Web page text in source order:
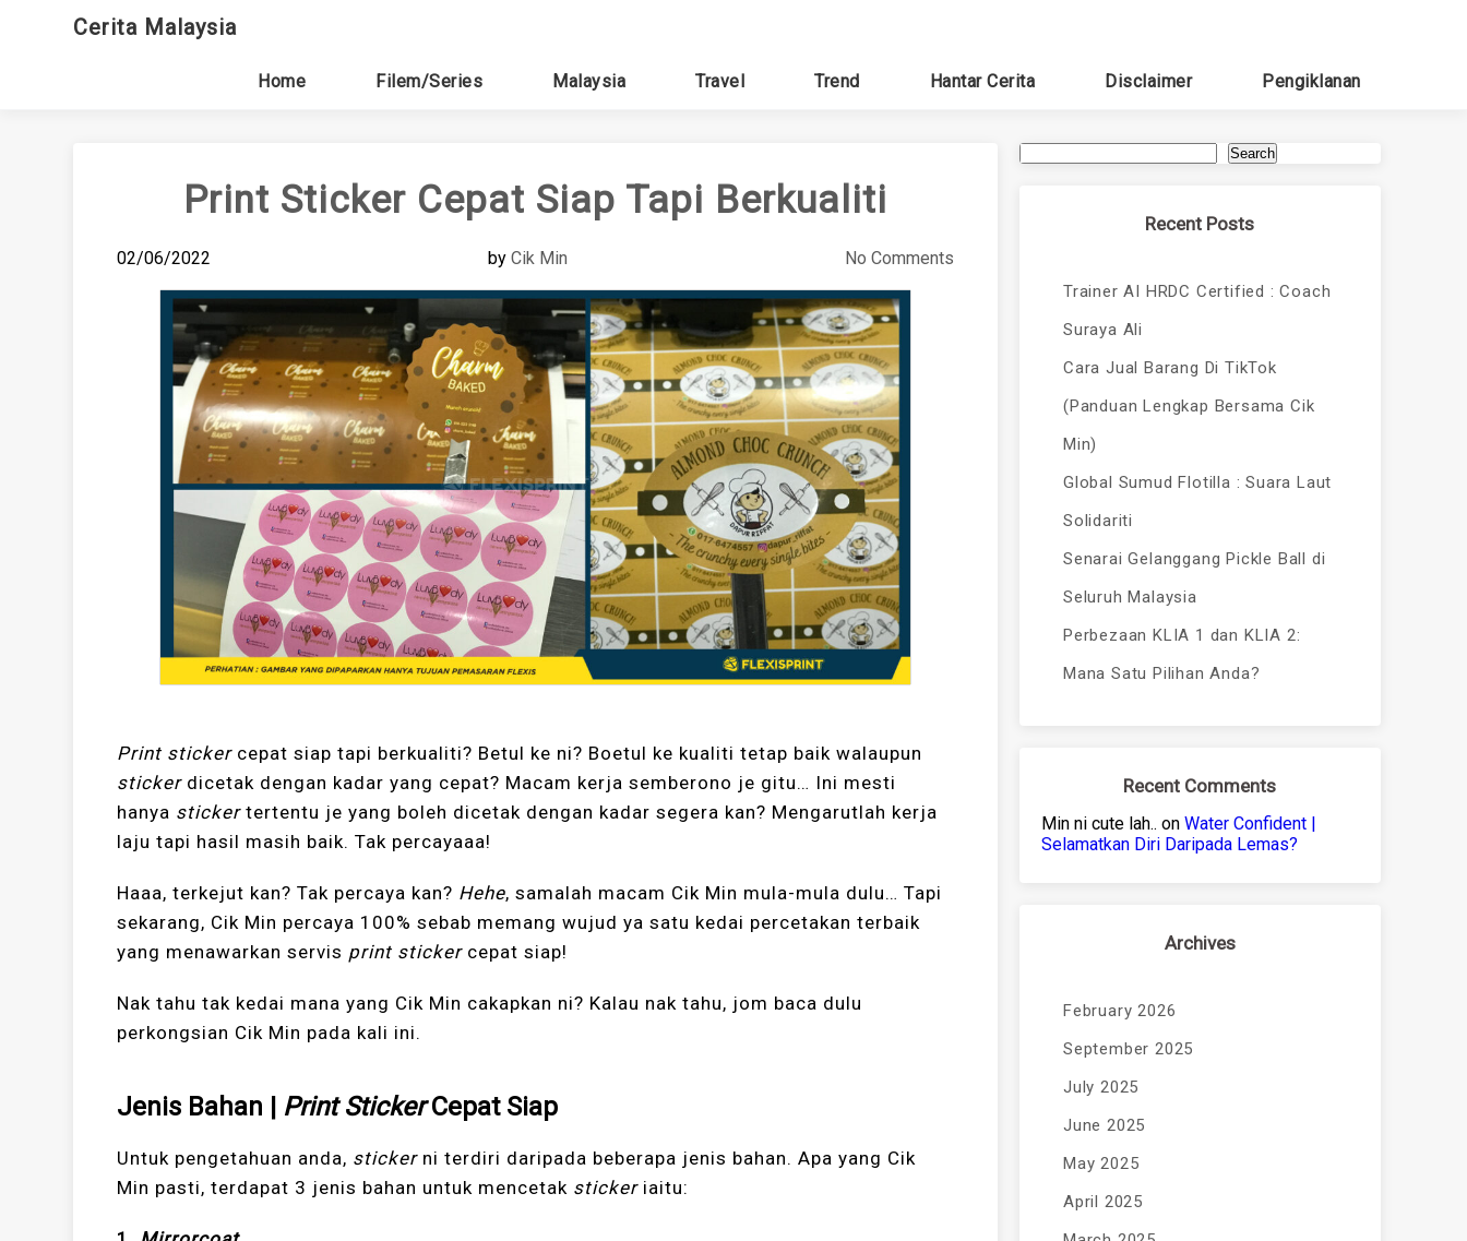
Cerita Malaysia
Home Filem/Series Malaysia Travel Trend Hantar Cerita Disclaimer Pengiklanan
Print Sticker Cepat Siap Tapi Berkualiti
02/06/2022 byCik Min No Comments
Print stickercepat siap tapi berkualiti? Betul ke ni? Boetul ke kualiti tetap baik walaupun
stickerdicetak dengan kadar yang cepat? Macam kerja semberono je gitu… Ini mesti
hanya stickertertentu je yang boleh dicetak dengan kadar segera kan? Mengarutlah kerja
laju tapi hasil masih baik. Tak percayaaa!
Haaa, terkejut kan? Tak percaya kan? Hehe, samalah macam Cik Min mula-mula dulu… Tapi
sekarang, Cik Min percaya 100% sebab memang wujud ya satu kedai percetakan terbaik
yang menawarkan servis print stickercepat siap!
Nak tahu tak kedai mana yang Cik Min cakapkan ni? Kalau nak tahu, jom baca dulu
perkongsian Cik Min pada kali ini.
Jenis Bahan | Print StickerCepat Siap
Untuk pengetahuan anda, sticker ni terdiri daripada beberapa jenis bahan. Apa yang Cik
Min pasti, terdapat 3 jenis bahan untuk mencetak sticker iaitu:
Search
Recent Posts
Trainer AI HRDC Certified : Coach
Suraya Ali
Cara Jual Barang Di TikTok
(Panduan Lengkap Bersama Cik
Min)
Global Sumud Flotilla : Suara Laut
Solidariti
Senarai Gelanggang Pickle Ball di
Seluruh Malaysia
Perbezaan KLIA 1 dan KLIA 2:
Mana Satu Pilihan Anda?
Recent Comments
Min ni cute lah.. on Water Confident |
Selamatkan Diri Daripada Lemas?
Archives
February 2026
September 2025
July 2025
June 2025
May 2025
April 2025